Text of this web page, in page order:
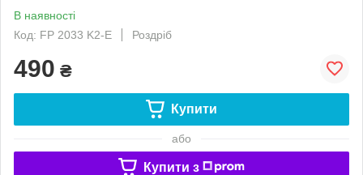
В наявності
Код: FP 2033 K2-E
Роздріб
490 ₴
Купити
або
Купити з